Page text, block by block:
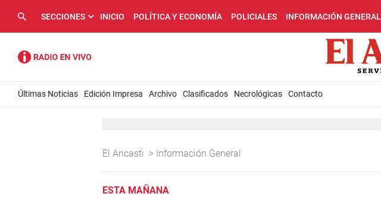
SECCIONES INICIO POLÍTICA Y ECONOMÍA POLICIALES INFORMACIÓN GENERAL
Últimas Noticias Edición Impresa Archivo Clasificados Necrológicas Contacto
El Ancasti > Información General
ESTA MAÑANA